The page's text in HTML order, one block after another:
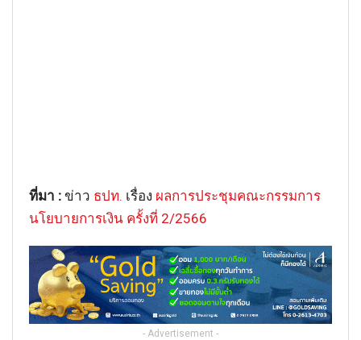
ที่มา : ข่าว ธปท. เรื่อง ผลการประชุมคณะกรรมการ
นโยบายการเงิน ครั้งที่ 2/2566
- Advertisement -